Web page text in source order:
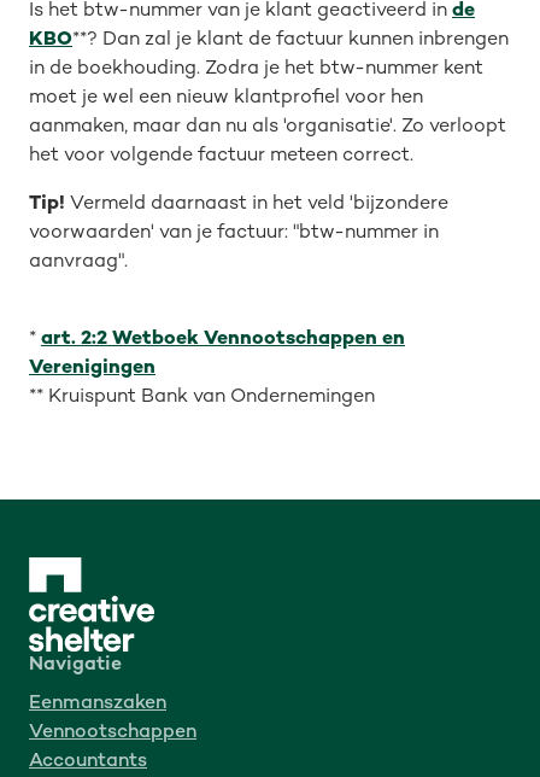
Is het btw-nummer van je klant geactiveerd in de
KBO**? Dan zal je klant de factuur kunnen inbrengen
in de boekhouding. Zodra je het btw-nummer kent
moet je wel een nieuw klantprofiel voor hen
aanmaken, maar dan nu als 'organisatie'. Zo verloopt
het voor volgende factuur meteen correct.
Tip! Vermeld daarnaast in het veld 'bijzondere
voorwaarden' van je factuur: "btw-nummer in
aanvraag".
* art. 2:2 Wetboek Vennootschappen en
Verenigingen
** Kruispunt Bank van Ondernemingen
Navigatie
Eenmanszaken
Vennootschappen
Accountants